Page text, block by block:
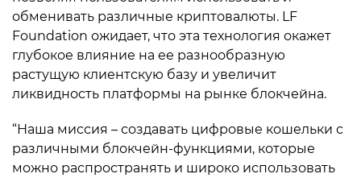
обменивать различные криптовалюты. LF
Foundation ожидает, что эта технология окажет
глубокое влияние на ее разнообразную
растущую клиентскую базу и увеличит
ликвидность платформы на рынке блокчейна.
“Наша миссия – создавать цифровые кошельки с
различными блокчейн-функциями, которые
можно распространять и широко использовать